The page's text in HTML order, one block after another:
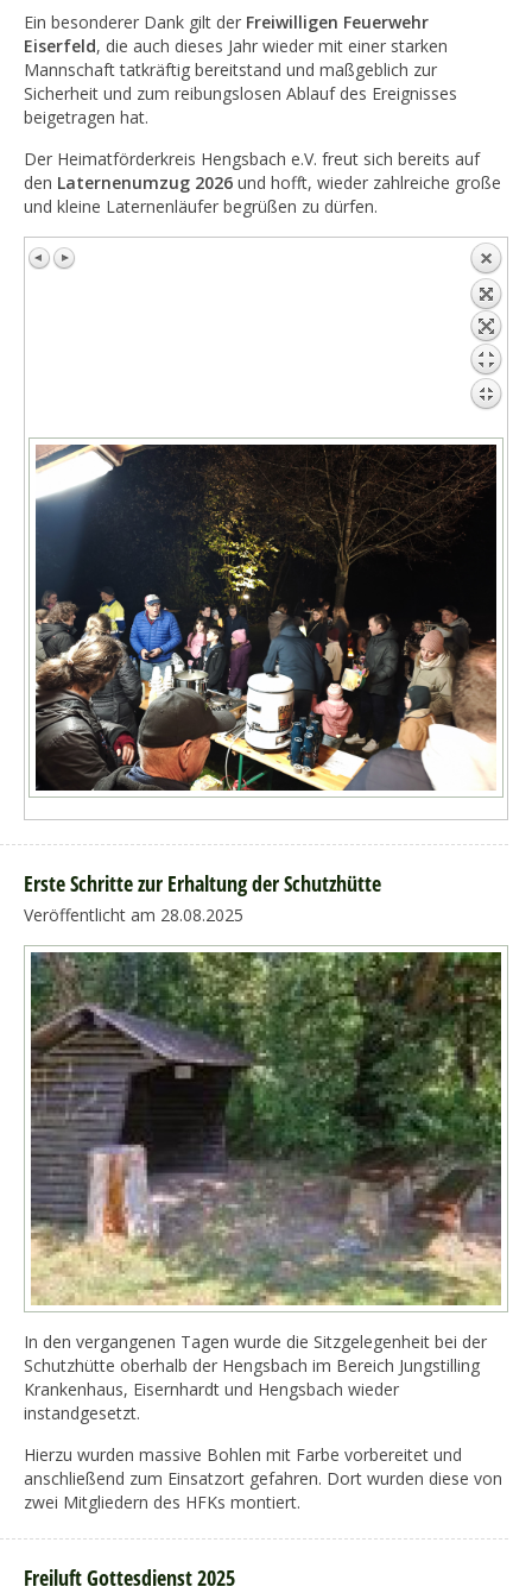
Ein besonderer Dank gilt der Freiwilligen Feuerwehr
Eiserfeld, die auch dieses Jahr wieder mit einer starken
Mannschaft tatkräftig bereitstand und maßgeblich zur
Sicherheit und zum reibungslosen Ablauf des Ereignisses
beigetragen hat.
Der Heimatförderkreis Hengsbach e.V. freut sich bereits auf
den Laternenumzug 2026 und hofft, wieder zahlreiche große
und kleine Laternenläufer begrüßen zu dürfen.
Erste Schritte zur Erhaltung der Schutzhütte
Veröffentlicht am 28.08.2025
In den vergangenen Tagen wurde die Sitzgelegenheit bei der
Schutzhütte oberhalb der Hengsbach im Bereich Jungstilling
Krankenhaus, Eisernhardt und Hengsbach wieder
instandgesetzt.
Hierzu wurden massive Bohlen mit Farbe vorbereitet und
anschließend zum Einsatzort gefahren. Dort wurden diese von
zwei Mitgliedern des HFKs montiert.
Freiluft Gottesdienst 2025